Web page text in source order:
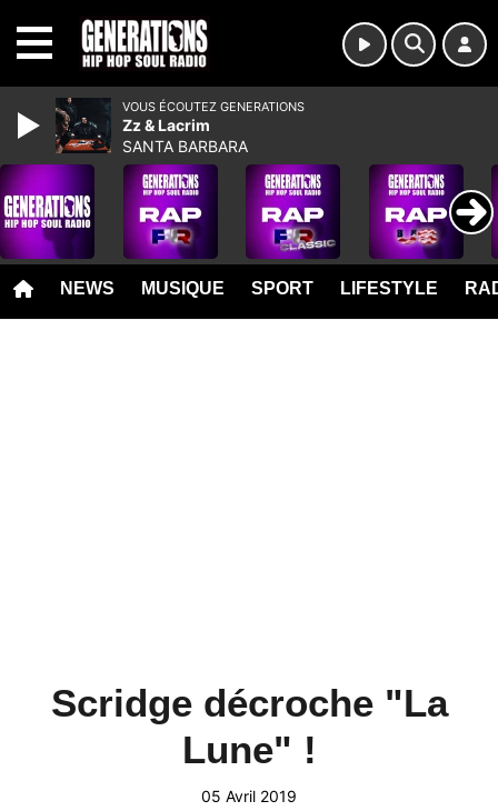
NEWS MUSIQUE SPORT LIFESTYLE
Scridge décroche "La
Lune" !
05 Avril 2019
VOUS ÉCOUTEZ GENERATIONS
Zz & Lacrim
SANTA BARBARA